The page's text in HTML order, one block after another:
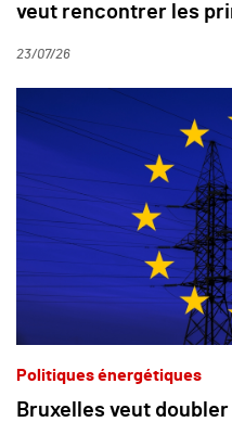
veut rencontrer les
23/07/26
Politiques énergétiques
Bruxelles veut